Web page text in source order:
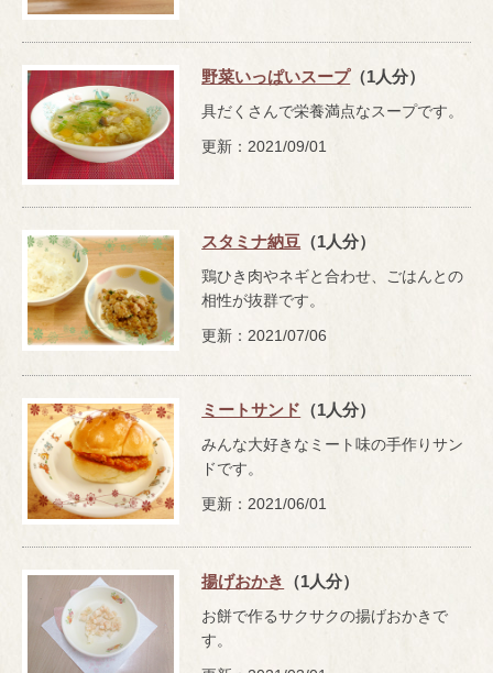
野菜いっぱいスープ（1人分）
具だくさんで栄養満点なスープです。
更新：2021/09/01
スタミナ納豆 （1人分）
鶏ひき肉やネギと合わせ、ごはんとの
相性が抜群です。
更新：2021/07/06
ミートサンド （1人分）
みんな大好きなミート味の手作りサン
ドです。
更新：2021/06/01
揚げおかき （1人分）
お餅で作るサクサクの揚げおかきで
す。